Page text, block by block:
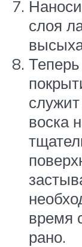
слоя
воска
время
рано.